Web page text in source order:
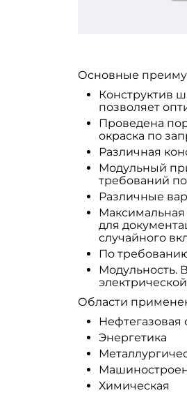
Основные
Конструктив
позволяет
Проведена
окраска по
Различная
Модульный
требований
Различные
для
случайного
По
Модульность.
Области
Нефтегазовая
Энергетика
Химическая